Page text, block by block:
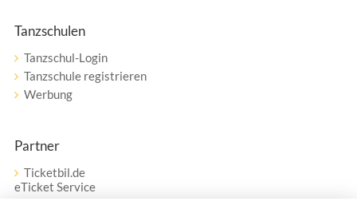
Tanzschulen
Tanzschul-Login
Tanzschule registrieren
Werbung
Partner
Ticketbil.de
eTicket Service